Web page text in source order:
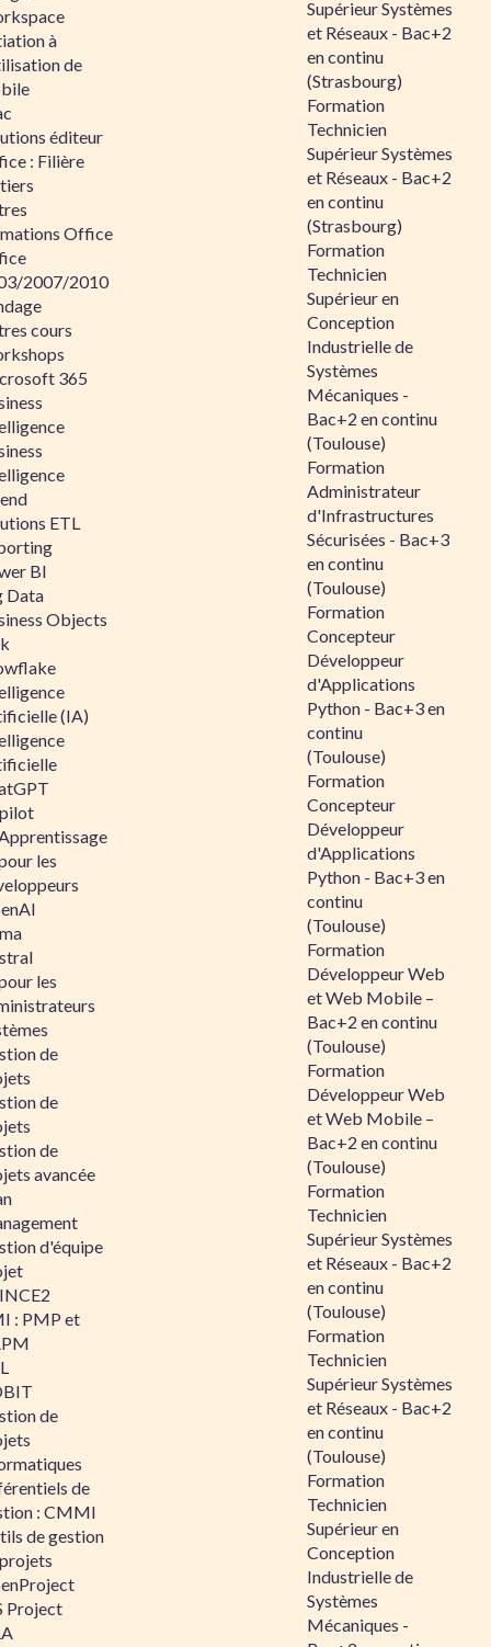
à
de
éditeur
: Filière
Office
2007/2010
cours
365
ETL
BI
Data
Objects
(IA)
les
les
de
de
de
avancée
d'équipe
: PMP et
de
de
: CMMI
de gestion
Project
Supérieur Systèmes
et Réseaux - Bac+2
en continu
(Strasbourg)
Formation
Technicien
Supérieur Systèmes
et Réseaux - Bac+2
en continu
(Strasbourg)
Formation
Technicien
Supérieur en
Conception
Industrielle de
Systèmes
Mécaniques -
Bac+2 en continu
(Toulouse)
Formation
Administrateur
d'Infrastructures
Sécurisées - Bac+3
en continu
(Toulouse)
Formation
Concepteur
Développeur
d'Applications
Python - Bac+3 en
continu
(Toulouse)
Formation
Concepteur
Développeur
d'Applications
Python - Bac+3 en
continu
(Toulouse)
Formation
Développeur Web
et Web Mobile –
Bac+2 en continu
(Toulouse)
Formation
Développeur Web
et Web Mobile –
Bac+2 en continu
(Toulouse)
Formation
Technicien
Supérieur Systèmes
et Réseaux - Bac+2
en continu
(Toulouse)
Formation
Technicien
Supérieur Systèmes
et Réseaux - Bac+2
en continu
(Toulouse)
Formation
Technicien
Supérieur en
Conception
Industrielle de
Systèmes
Mécaniques -